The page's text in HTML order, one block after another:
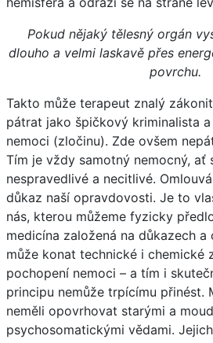
Pokud nějaký tělesný orgán
dlouho a velmi laskavě přes
povrchu.
Takto může terapeut znalý
pátrat jako špičkový kriminalista
nemoci (zločinu). Zde ovšem
Tím je vždy samotný nemocný, ať
nespravedlivé a necitlivé.
důkaz naší opravdovosti. Je to
nás, kterou můžeme fyzicky
medicína založená na důkazech
může konat technické i chemické
pochopení nemoci – a tím i
principu nemůže trpícímu přinést.
neměli opovrhovat starými a
psychosomatickými vědami.